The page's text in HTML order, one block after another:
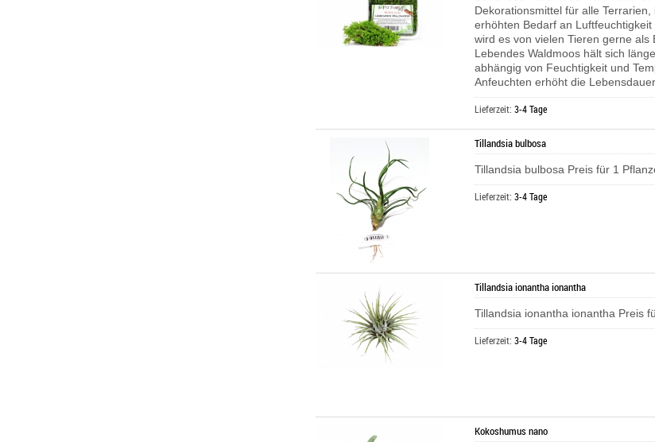
Dekorationsmittel für alle
erhöhten Bedarf an
wird es von vielen Tieren gerne als
Lebendes Waldmoos hält sich
abhängig von Feuchtigkeit und
Anfeuchten erhöht die
Lieferzeit:3-4 Tage
Tillandsia bulbosa
Tillandsia bulbosa Preis für 1
Lieferzeit:3-4 Tage
Tillandsia ionantha ionantha
Tillandsia ionantha ionantha Preis
Lieferzeit:3-4 Tage
Kokoshumus nano